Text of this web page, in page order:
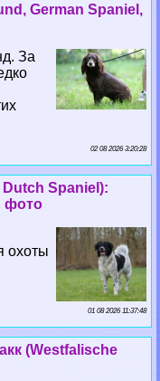
German Spaniel,
За
02 08 2026 3:20:28
Spaniel):
фото
охоты
01 08 2026 11:37:48
(Westfalische